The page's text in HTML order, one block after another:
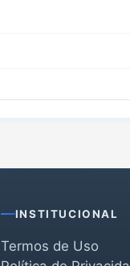
INSTITUCIONAL
Termos de Uso